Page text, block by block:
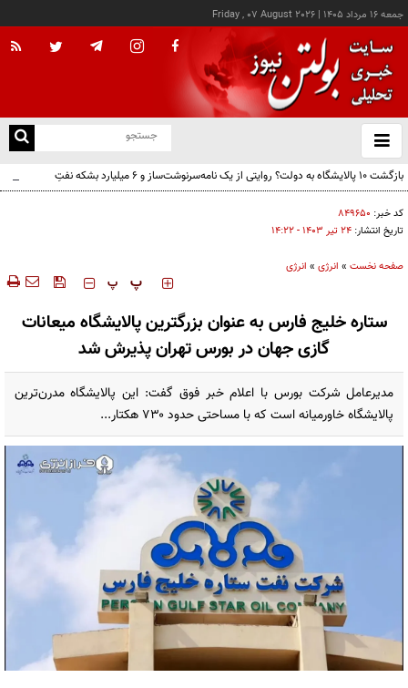
جمعه ۱۶ مرداد ۱۴۰۵ |
Friday , 07 August 2026
باز
و
بازگشت ۱۰ پالایشگاه به دولت؟ روایتی از یک نامه‌سرنوشت‌ساز و ۶ میلیارد بشکه نفتِ
بدون‌حساب
کد خبر: ۸۴۹۶۵۰
تاریخ انتشار: ۲۴ تير ۱۴۰۳ - ۱۴:۲۲
صفحه نخست » انرژی » انرژی
‍‍‍ پ پ
ستاره خلیج فارس به عنوان بزرگترین پالایشگاه میعانات
گازی جهان در بورس تهران پذیرش شد
مدیرعامل شرکت بورس با اعلام خبر فوق گفت: این پالایشگاه مدرن‌ترین
پالایشگاه خاورمیانه است که با مساحتی حدود ۷۳۰ هکتار...